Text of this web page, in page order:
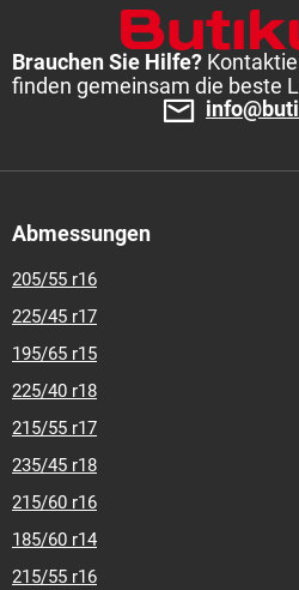
Brauchen Sie Hilfe?
finden gemeinsam die beste
Abmessungen
205/55 r16
225/45 r17
195/65 r15
225/40 r18
215/55 r17
235/45 r18
215/60 r16
185/60 r14
215/55 r16